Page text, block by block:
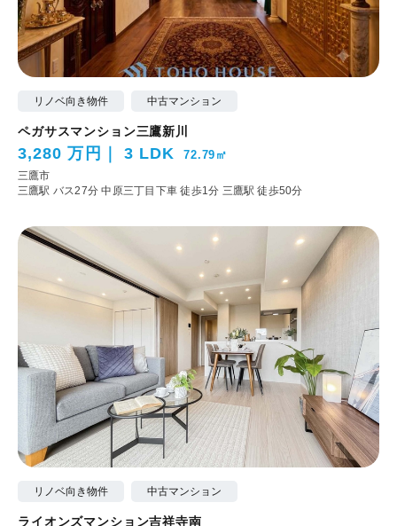
リノベ向き物件 中古マンション
ペガサスマンション三鷹新川
3,280 万円 3 LDK 72.79㎡
三鷹市
三鷹駅 バス27分 中原三丁目下車 徒歩1分 三鷹駅 徒歩50分
リノベ向き物件 中古マンション
ライオンズマンション吉祥寺南